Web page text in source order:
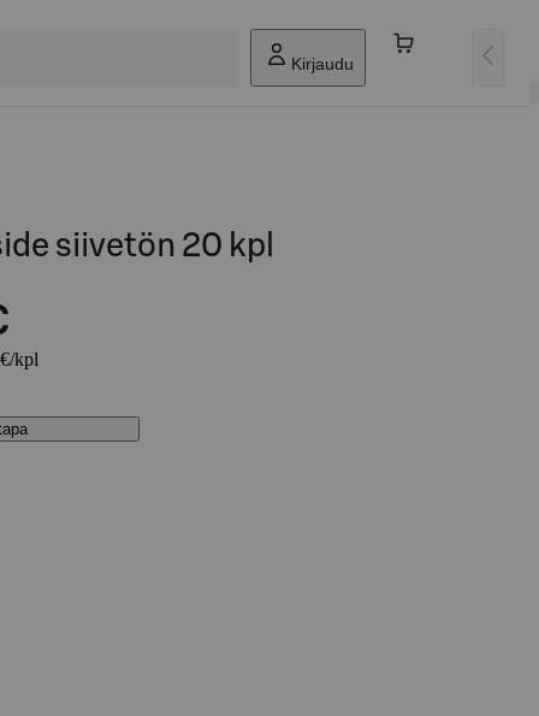
Kirjaudu
siivetön 20 kpl
kpl